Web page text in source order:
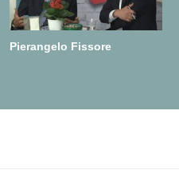
Pierangelo Fissore